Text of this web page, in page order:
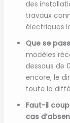
des
travaux
électriques
Que se
modèles
dessous de
encore, le
toute la
Faut-il
cas